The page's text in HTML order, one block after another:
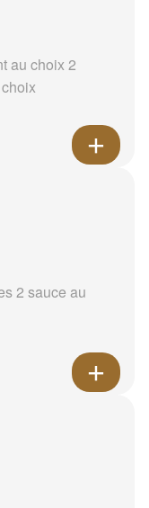
au choix 2
2 sauce au